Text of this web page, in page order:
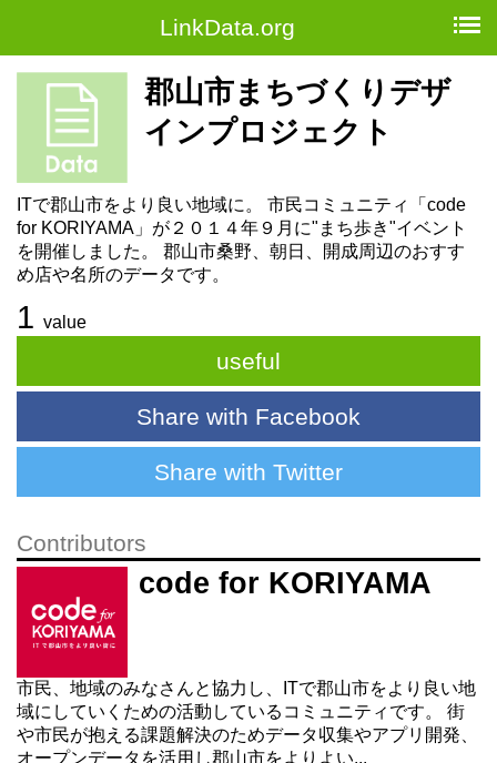
LinkData.org
郡山市まちづくりデザ
インプロジェクト
ITで郡山市をより良い地域に。 市民コミュニティ「code
for KORIYAMA」が２０１４年９月に"まち歩き"イベント
を開催しました。 郡山市桑野、朝日、開成周辺のおすす
め店や名所のデータです。
1 value
useful
Share with Facebook
Share with Twitter
Contributors
code for KORIYAMA
市民、地域のみなさんと協力し、ITで郡山市をより良い地
域にしていくための活動しているコミュニティです。 街
や市民が抱える課題解決のためデータ収集やアプリ開発、
オープンデータを活用し郡山市をよりよい...